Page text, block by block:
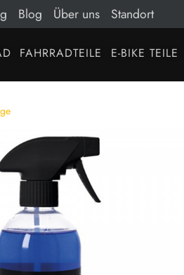
Blog Über uns Standort
FAHRRADTEILE E-BIKE TEILE